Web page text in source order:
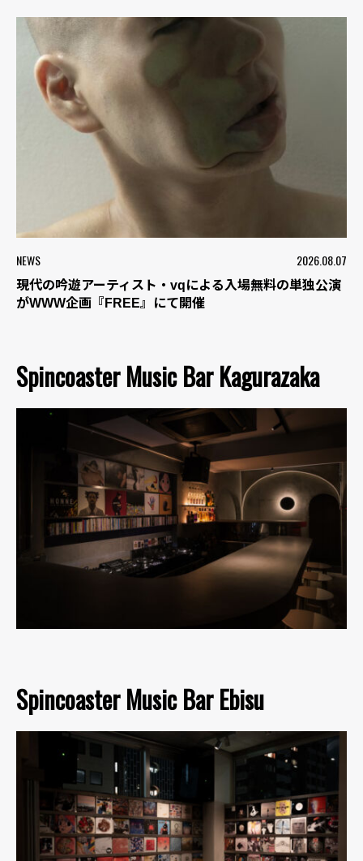
NEWS 2026.08.07
現代の吟遊アーティスト・vqによる入場無料の単独公演
がWWW企画『FREE』にて開催
Spincoaster Music Bar Kagurazaka
Spincoaster Music Bar Ebisu